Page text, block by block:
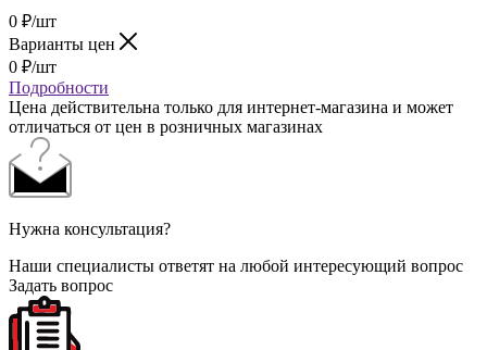
0 ₽/шт
Варианты цен
0 ₽/шт
Подробности
Цена действительна только для интернет-магазина и может
отличаться от цен в розничных магазинах
Нужна консультация?
Наши специалисты ответят на любой интересующий вопрос
Задать вопрос